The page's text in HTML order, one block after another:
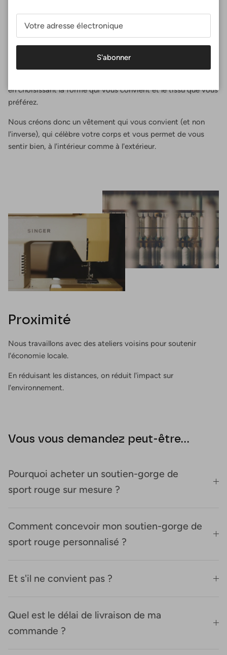
Un ajustement parfait
Chez Surania, la coupe parfaite n'est pas une question de
en choisissant la forme qui vous convient et le tissu que vous
préférez.
Nous créons donc un vêtement qui vous convient (et non
l'inverse), qui célèbre votre corps et vous permet de vous
sentir bien, à l'intérieur comme à l'extérieur.
Proximité
Nous travaillons avec des ateliers voisins pour soutenir
l'économie locale.
En réduisant les distances, on réduit l'impact sur
l'environnement.
Vous vous demandez peut-être...
Pourquoi acheter un soutien-gorge de
sport rouge sur mesure ?
Comment concevoir mon soutien-gorge de
sport rouge personnalisé ?
Et s'il ne convient pas ?
Quel est le délai de livraison de ma
commande ?
S'abonner